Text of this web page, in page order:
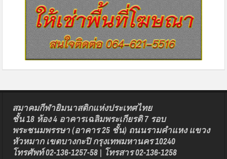
สมาคมกีฬายิมนาสติกแห่งประเทศไทย
ชั้น 18 ห้อง 4 อาคารเฉลิมพระเกียรติ 7 รอบ
พระชนมพรรษา (อาคาร 25 ชั้น) ถนนรามคำแหง แขวง
หัวหมาก เขตบางกะปิ กรุงเทพมหานคร 10240
โทรศัพท์ 02-136-1257-58 | โทรสาร 02-136-1258